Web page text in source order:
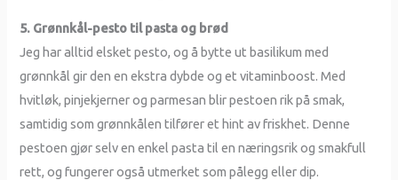
5. Grønnkål-pesto til pasta og brød
Jeg har alltid elsket pesto, og å bytte ut basilikum med
grønnkål gir den en ekstra dybde og et vitaminboost. Med
hvitløk, pinjekjerner og parmesan blir pestoen rik på smak,
samtidig som grønnkålen tilfører et hint av friskhet. Denne
pestoen gjør selv en enkel pasta til en næringsrik og smakfull
rett, og fungerer også utmerket som pålegg eller dip.